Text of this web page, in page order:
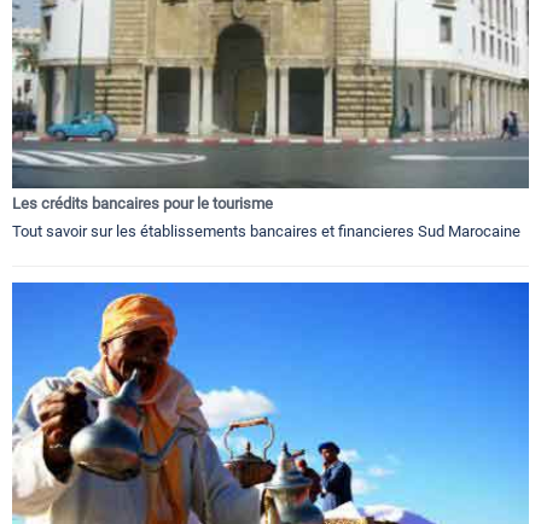
Les crédits bancaires pour le tourisme
Tout savoir sur les établissements bancaires et financieres Sud Marocaine